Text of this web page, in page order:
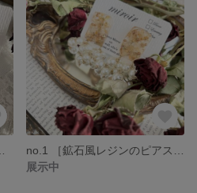
展示中